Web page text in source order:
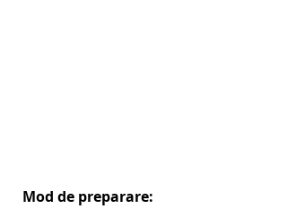
Mod de preparare: